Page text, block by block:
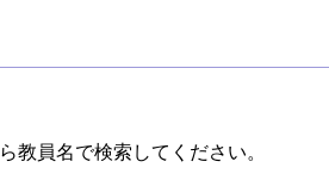
教員名で検索してください。